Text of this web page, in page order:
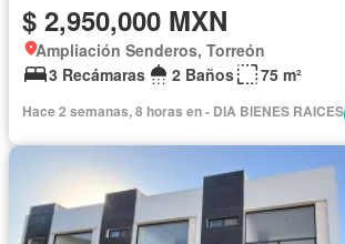
$ 2,950,000 MXN
Ampliación Senderos, Torreón
3 Recámaras
2 Baños 75 m²
Hace 2 semanas, 8 horas en - DIA BIENES RAICES